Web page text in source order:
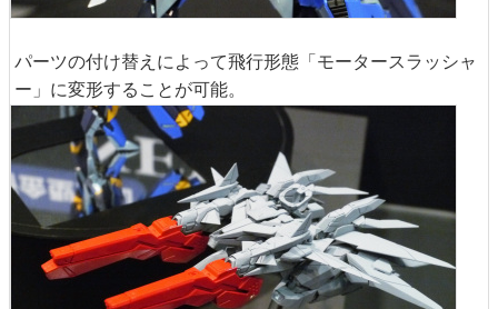
パーツの付け替えによって飛行形態「モータースラッシャ
ー」に変形することが可能。